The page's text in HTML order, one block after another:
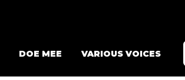
DOE MEE VARIOUS VOICES